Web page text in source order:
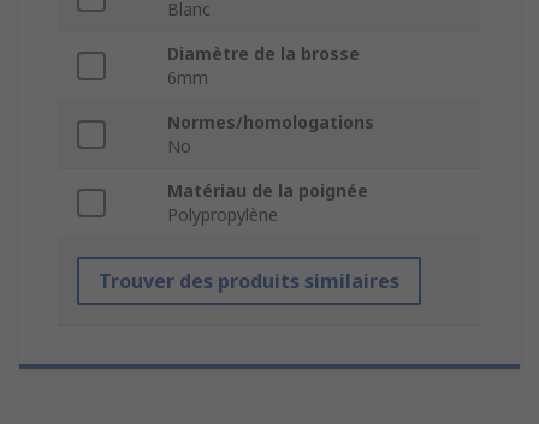
Blanc
Diamètre de la brosse
6mm
Normes/homologations
No
Matériau de la poignée
Polypropylène
Trouver des produits similaires